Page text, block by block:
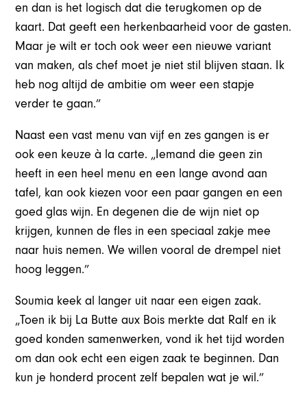
en dan is het logisch dat die terugkomen op de
kaart. Dat geeft een herkenbaarheid voor de gasten.
Maar je wilt er toch ook weer een nieuwe variant
van maken, als chef moet je niet stil blijven staan. Ik
heb nog altijd de ambitie om weer een stapje
verder te gaan.”
Naast een vast menu van vijf en zes gangen is er
ook een keuze à la carte. „Iemand die geen zin
heeft in een heel menu en een lange avond aan
tafel, kan ook kiezen voor een paar gangen en een
goed glas wijn. En degenen die de wijn niet op
krijgen, kunnen de fles in een speciaal zakje mee
naar huis nemen. We willen vooral de drempel niet
hoog leggen.”
Soumia keek al langer uit naar een eigen zaak.
„Toen ik bij La Butte aux Bois merkte dat Ralf en ik
goed konden samenwerken, vond ik het tijd worden
om dan ook echt een eigen zaak te beginnen. Dan
kun je honderd procent zelf bepalen wat je wil.”